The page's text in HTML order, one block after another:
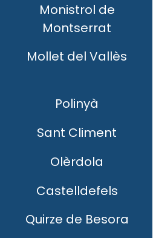
Monistrol de
Montserrat
Mollet del Vallès
Polinyà
Sant Climent
Olèrdola
Castelldefels
Quirze de Besora